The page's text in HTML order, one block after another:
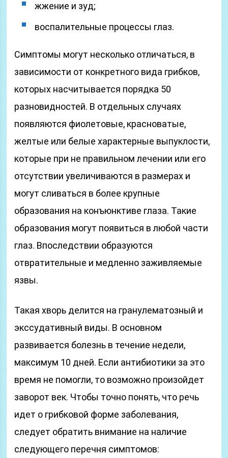
жжение и зуд;
воспалительные процессы глаз.
Симптомы могут несколько отличаться, в
зависимости от конкретного вида грибков,
которых насчитывается порядка 50
разновидностей. В отдельных случаях
появляются фиолетовые, красноватые,
желтые или белые характерные выпуклости,
которые при не правильном лечении или его
отсутствии увеличиваются в размерах и
могут сливаться в более крупные
образования на конъюнктиве глаза. Такие
образования могут появиться в любой части
глаз. Впоследствии образуются
отвратительные и медленно заживляемые
язвы.
Такая хворь делится на гранулематозный и
экссудативный виды. В основном
развивается болезнь в течение недели,
максимум 10 дней. Если антибиотики за это
время не помогли, то возможно произойдет
заворот век. Чтобы точно понять, что речь
идет о грибковой форме заболевания,
следует обратить внимание на наличие
следующего перечня симптомов: